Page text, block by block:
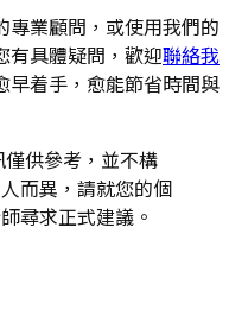
專業顧問，或使用我們的
有具體疑問，歡迎聯絡我
早着手，愈能節省時間與
供參考，並不構
而異，請就您的個
尋求正式建議。